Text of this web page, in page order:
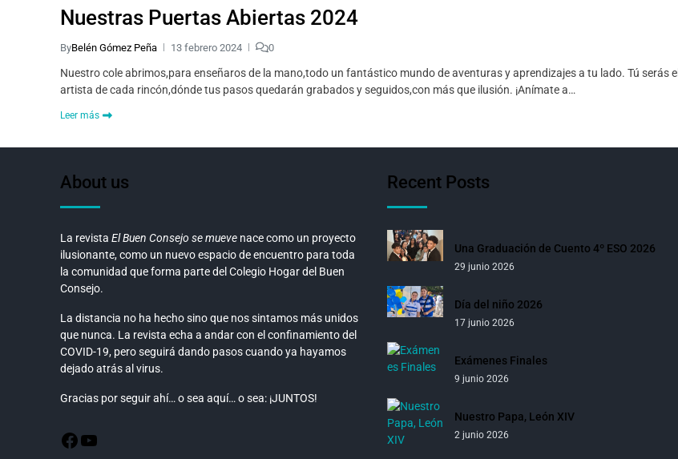
Nuestras Puertas Abiertas 2024
ByBelén Gómez Peña 13 febrero 2024 0
Nuestro cole abrimos,para enseñaros de la mano,todo un fantástico mundo de aventuras y aprendizajes a tu lado. Tú serás el
artista de cada rincón,dónde tus pasos quedarán grabados y seguidos,con más que ilusión. ¡Anímate a…
Leer más
About us
La revista El Buen Consejo se mueve nace como un proyecto
ilusionante, como un nuevo espacio de encuentro para toda
la comunidad que forma parte del Colegio Hogar del Buen
Consejo.
La distancia no ha hecho sino que nos sintamos más unidos
que nunca. La revista echa a andar con el confinamiento del
COVID-19, pero seguirá dando pasos cuando ya hayamos
dejado atrás al virus.
Gracias por seguir ahí… o sea aquí… o sea: ¡JUNTOS!
Recent Posts
Una Graduación de Cuento 4º ESO 2026
29 junio 2026
Día del niño 2026
17 junio 2026
Exámenes Finales
9 junio 2026
Nuestro Papa, León XIV
2 junio 2026